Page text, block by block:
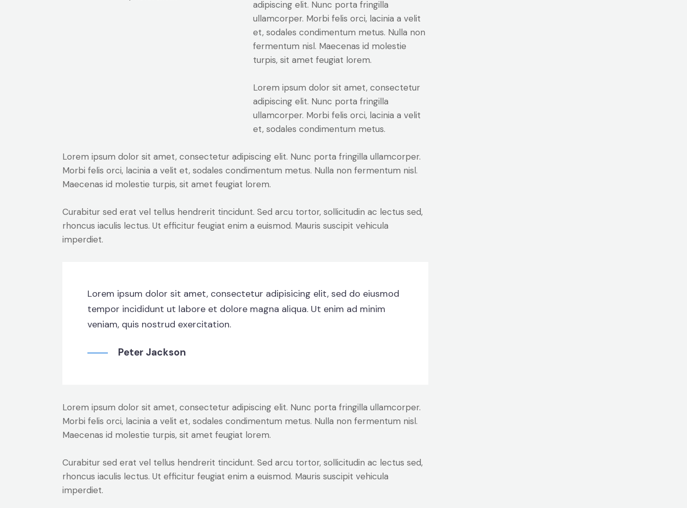
adipiscing elit. Nunc porta fringilla
ullamcorper. Morbi felis orci, lacinia a velit
et, sodales condimentum metus. Nulla non
fermentum nisl. Maecenas id molestie
turpis, sit amet feugiat lorem.
Lorem ipsum dolor sit amet, consectetur
adipiscing elit. Nunc porta fringilla
ullamcorper. Morbi felis orci, lacinia a velit
et, sodales condimentum metus.
Lorem ipsum dolor sit amet, consectetur adipiscing elit. Nunc porta fringilla ullamcorper.
Morbi felis orci, lacinia a velit et, sodales condimentum metus. Nulla non fermentum nisl.
Maecenas id molestie turpis, sit amet feugiat lorem.
Curabitur sed erat vel tellus hendrerit tincidunt. Sed arcu tortor, sollicitudin ac lectus sed,
rhoncus iaculis lectus. Ut efficitur feugiat enim a euismod. Mauris suscipit vehicula
imperdiet.
Lorem ipsum dolor sit amet, consectetur adipisicing elit, sed do eiusmod
tempor incididunt ut labore et dolore magna aliqua. Ut enim ad minim
veniam, quis nostrud exercitation.
Peter Jackson
Lorem ipsum dolor sit amet, consectetur adipiscing elit. Nunc porta fringilla ullamcorper.
Morbi felis orci, lacinia a velit et, sodales condimentum metus. Nulla non fermentum nisl.
Maecenas id molestie turpis, sit amet feugiat lorem.
Curabitur sed erat vel tellus hendrerit tincidunt. Sed arcu tortor, sollicitudin ac lectus sed,
rhoncus iaculis lectus. Ut efficitur feugiat enim a euismod. Mauris suscipit vehicula
imperdiet.